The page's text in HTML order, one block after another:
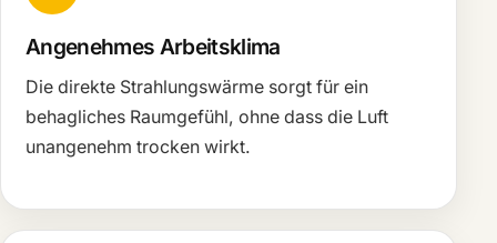
Angenehmes Arbeitsklima
Die direkte Strahlungswärme sorgt für ein
behagliches Raumgefühl, ohne dass die Luft
unangenehm trocken wirkt.